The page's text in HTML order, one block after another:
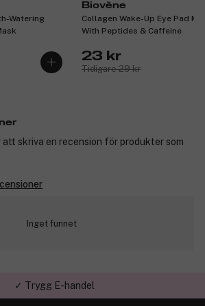
Watering
Biovène
Collagen Wake-Up Eye Pad
With Peptides & Caffeine
23 kr
Tidigare 29 kr
skriva en recension för produkter som
Inget funnet
✓ Trygg E-handel